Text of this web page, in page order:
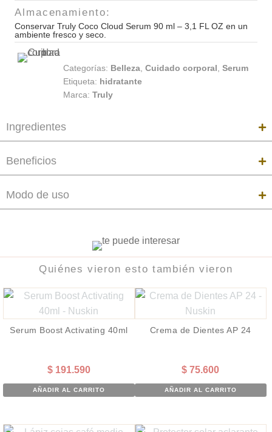
-
3,1
FL
OZ
Almacenamiento:
Conservar Truly Coco Cloud Serum 90 ml – 3,1 FL OZ en un
ambiente fresco y seco.
Categorías: Belleza Cuidado corporal Serum
Etiqueta: hidratante
Marca: Truly
Ingredientes
Beneficios
Modo de uso
Quiénes vieron esto también vieron
Serum Boost Activating 40ml
$191.590
AÑADIR AL CARRITO
Crema de Dientes AP 24
$ 75.600
AÑADIR AL CARRITO